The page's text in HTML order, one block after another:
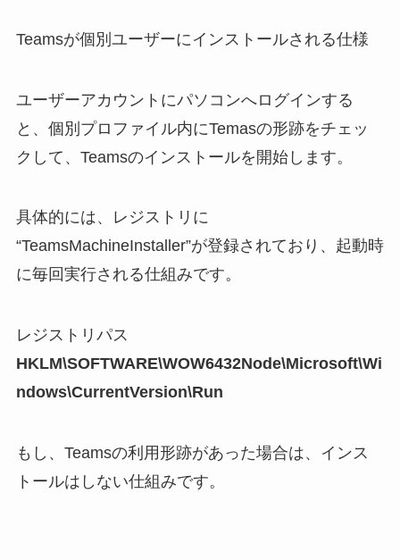
Teamsが個別ユーザーにインストールされる仕様
ユーザーアカウントにパソコンへログインする
と、個別プロファイル内にTemasの形跡をチェッ
クして、Teamsのインストールを開始します。
具体的には、レジストリに
“TeamsMachineInstaller”が登録されており、起動時
に毎回実行される仕組みです。
レジストリパス
HKLM\SOFTWARE\WOW6432Node\Microsoft\Wi
ndows\CurrentVersion\Run
もし、Teamsの利用形跡があった場合は、インス
トールはしない仕組みです。